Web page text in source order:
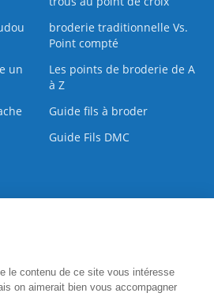
broderie traditionnelle Vs.
Point compté
un
Les points de broderie de A
à Z
Guide fils à broder
Guide Fils DMC
sécurisé | C.G.V